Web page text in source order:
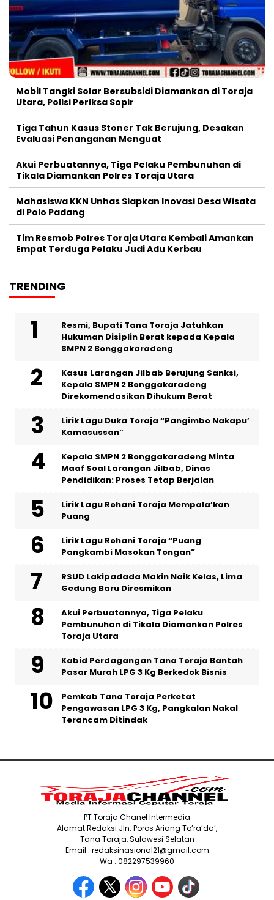
Mobil Tangki Solar Bersubsidi Diamankan di Toraja
Utara, Polisi Periksa Sopir
Tiga Tahun Kasus Stoner Tak Berujung, Desakan
Evaluasi Penanganan Menguat
Akui Perbuatannya, Tiga Pelaku Pembunuhan di
Tikala Diamankan Polres Toraja Utara
Mahasiswa KKN Unhas Siapkan Inovasi Desa Wisata
di Polo Padang
Tim Resmob Polres Toraja Utara Kembali Amankan
Empat Terduga Pelaku Judi Adu Kerbau
TRENDING
Resmi, Bupati Tana Toraja Jatuhkan
Hukuman Disiplin Berat kepada Kepala
SMPN 2 Bonggakaradeng
Kasus Larangan Jilbab Berujung Sanksi,
Kepala SMPN 2 Bonggakaradeng
Direkomendasikan Dihukum Berat
Lirik Lagu Duka Toraja “Pangimbo Nakapu’
Kamasussan”
Kepala SMPN 2 Bonggakaradeng Minta
Maaf Soal Larangan Jilbab, Dinas
Pendidikan: Proses Tetap Berjalan
Lirik Lagu Rohani Toraja Mempala’kan
Puang
Lirik Lagu Rohani Toraja “Puang
Pangkambi Masokan Tongan”
RSUD Lakipadada Makin Naik Kelas, Lima
Gedung Baru Diresmikan
Akui Perbuatannya, Tiga Pelaku
Pembunuhan di Tikala Diamankan Polres
Toraja Utara
Kabid Perdagangan Tana Toraja Bantah
Pasar Murah LPG 3 Kg Berkedok Bisnis
Pemkab Tana Toraja Perketat
Pengawasan LPG 3 Kg, Pangkalan Nakal
Terancam Ditindak
PT Toraja Chanel Intermedia
Alamat Redaksi Jln. Poros Ariang To’ra’da’,
Tana Toraja, Sulawesi Selatan
Email : redaksinasional21@gmail.com
Wa : 082297539960